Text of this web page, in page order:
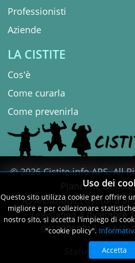
Professionisti
Aziende
LA CISTITE
Cos'è
Come curarla
Come prevenirla
© 2026 Cistite.info APS. All
Piancone & S.
Associazione costituita ai
Legislativo 4 dicembre
94130950218 - p.IVA:
|
Uso dei
Questo sito utilizza cookie per offrire
migliore e per collezionare
nostro sito, si accetta l'impiego di
"cookie policy".
Accetta